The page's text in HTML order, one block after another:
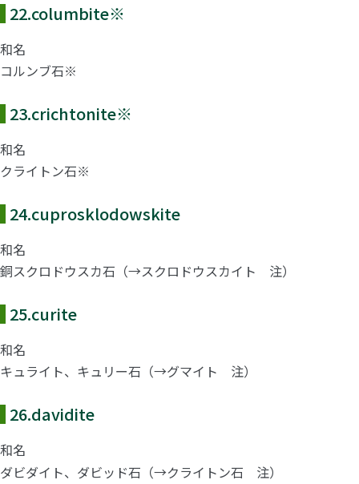
22.columbite※
和名
コルンブ石※
23.crichtonite※
和名
クライトン石※
24.cuprosklodowskite
和名
銅スクロドウスカ石（→スクロドウスカイト 注）
25.curite
和名
キュライト、キュリー石（→グマイト 注）
26.davidite
和名
ダビダイト、ダビッド石（→クライトン石 注）